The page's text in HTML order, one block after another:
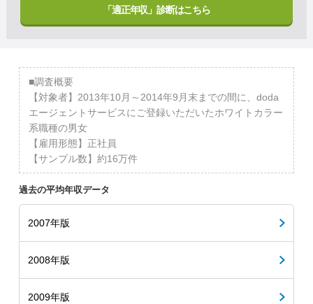
「適正年収」診断はこちら
■調査概要
【対象者】2013年10月～2014年9月末までの間に、doda
エージェントサービスにご登録いただいたホワイトカラー
系職種の男女
【雇用形態】正社員
【サンプル数】約16万件
過去の平均年収データ
2007年版
2008年版
2009年版